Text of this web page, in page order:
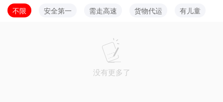
不限 安全第一 需走高速 货物代运 有儿童
没有更多了